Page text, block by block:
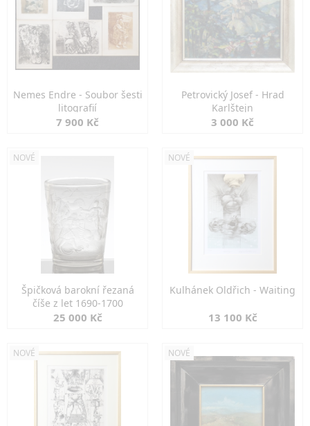
Nemes Endre - Soubor šesti
litografií
7 900 Kč
Petrovický Josef - Hrad
Karlštejn
3 000 Kč
NOVÉ
Špičková barokní řezaná
číše z let 1690-1700
25 000 Kč
NOVÉ
Kulhánek Oldřich - Waiting
13 100 Kč
NOVÉ NOVÉ